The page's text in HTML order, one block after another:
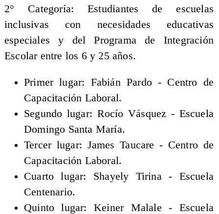
2° Categoría: Estudiantes de escuelas
inclusivas con necesidades educativas
especiales y del Programa de Integración
Escolar entre los 6 y 25 años.
Primer lugar: Fabián Pardo - Centro de
Capacitación Laboral.
Segundo lugar: Rocío Vásquez - Escuela
Domingo Santa María.
Tercer lugar: James Taucare - Centro de
Capacitación Laboral.
Cuarto lugar: Shayely Tirina - Escuela
Centenario.
Quinto lugar: Keiner Malale - Escuela